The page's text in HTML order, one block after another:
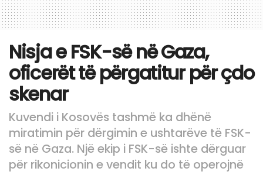
Nisja e FSK-së në Gaza,
oficerët të përgatitur për çdo
skenar
Kuvendi i Kosovës tashmë ka dhënë
miratimin për dërgimin e ushtarëve të FSK-
së në Gaza. Një ekip i FSK-së ishte dërguar
për rikonicionin e vendit ku do të operojnë